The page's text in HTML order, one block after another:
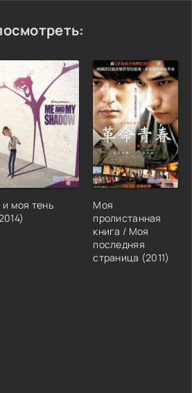
и моя тень
Моя
пролистанная
книга / Моя
последняя
страница (2011)